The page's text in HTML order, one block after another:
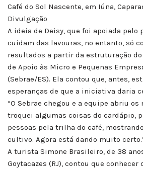
Café do Sol Nascente, em Iúna,
Divulgação
A ideia de Deisy, que foi apoiada pelo
cuidam das lavouras, no entanto, só
resultados a partir da estruturação
de Apoio às Micro e Pequenas
(Sebrae/ES). Ela contou que, antes,
esperanças de que a iniciativa daria
“O Sebrae chegou e a equipe abriu os
troquei algumas coisas do cardápio,
pessoas pela trilha do café,
cultivo. Agora está dando muito
A turista Simone Brasileiro, de 38
Goytacazes (RJ), contou que conhecer